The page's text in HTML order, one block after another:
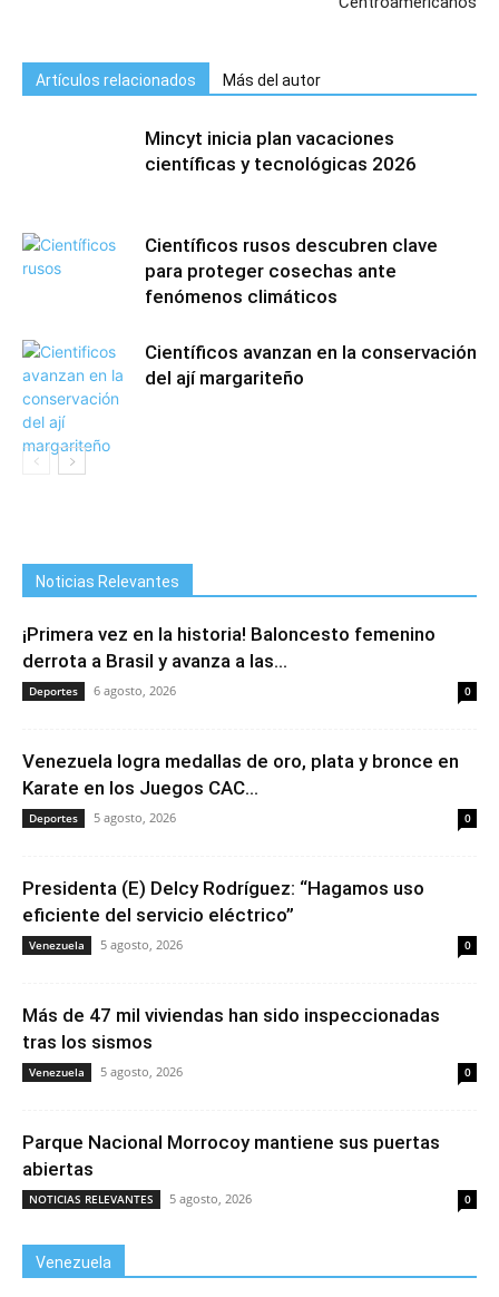
Artículos relacionados Más del autor
Mincyt inicia plan vacaciones
científicas y tecnológicas 2026
Científicos rusos descubren clave
para proteger cosechas ante
fenómenos climáticos
Científicos avanzan en la conservación
del ají margariteño
Noticias Relevantes
¡Primera vez en la historia! Baloncesto femenino
derrota a Brasil y avanza a las...
Deportes 6 agosto, 2026 0
Venezuela logra medallas de oro, plata y bronce en
Karate en los Juegos CAC...
Deportes 5 agosto, 2026 0
Presidenta (E) Delcy Rodríguez: “Hagamos uso
eficiente del servicio eléctrico”
Venezuela 5 agosto, 2026 0
Más de 47 mil viviendas han sido inspeccionadas
tras los sismos
Venezuela 5 agosto, 2026 0
Parque Nacional Morrocoy mantiene sus puertas
abiertas
NOTICIAS RELEVANTES 5 agosto, 2026 0
Venezuela